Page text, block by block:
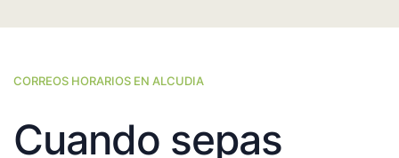
CORREOS HORARIOS EN ALCUDIA
Cuando sepas